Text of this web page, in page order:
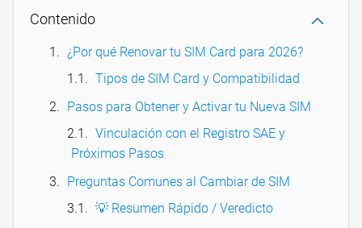
Contenido
¿Por qué Renovar tu SIM Card para 2026?
Tipos de SIM Card y Compatibilidad
Pasos para Obtener y Activar tu Nueva SIM
Vinculación con el Registro SAE y
Próximos Pasos
Preguntas Comunes al Cambiar de SIM
💡 Resumen Rápido / Veredicto